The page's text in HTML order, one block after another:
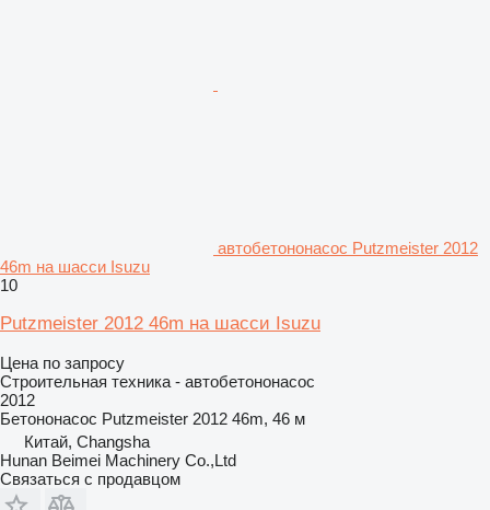
автобетононасос Putzmeister 2012
46m на шасси Isuzu
10
Putzmeister 2012 46m на шасси Isuzu
Цена по запросу
Строительная техника - автобетононасос
2012
Бетононасос Putzmeister 2012 46m, 46 м
Китай, Changsha
Hunan Beimei Machinery Co.,Ltd
Связаться с продавцом